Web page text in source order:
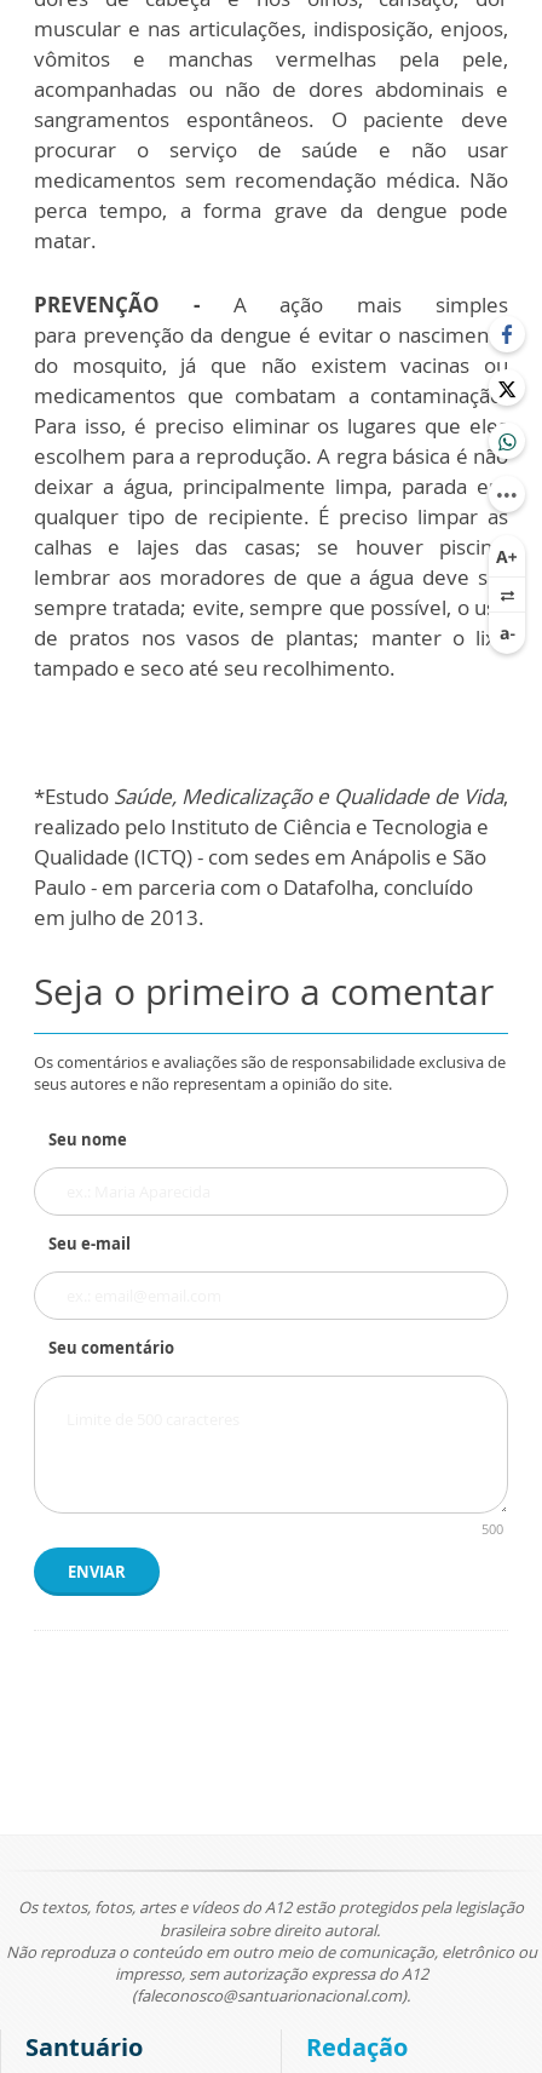
muscular e nas articulações, indisposição, enjoos,
vômitos e manchas vermelhas pela pele,
acompanhadas ou não de dores abdominais e
sangramentos espontâneos. O paciente deve
procurar o serviço de saúde e não usar
medicamentos sem recomendação médica. Não
perca tempo, a forma grave da dengue pode
matar.
PREVENÇÃO - A ação mais simples
para prevenção da dengue é evitar o nascimento
do mosquito, já que não existem vacinas ou
medicamentos que combatam a contaminação.
Para isso, é preciso eliminar os lugares que eles
escolhem para a reprodução. A regra básica é não
deixar a água, principalmente limpa, parada em
qualquer tipo de recipiente. É preciso limpar as
calhas e lajes das casas; se houver piscina,
lembrar aos moradores de que a água deve ser
sempre tratada; evite, sempre que possível, o uso
de pratos nos vasos de plantas; manter o lixo
tampado e seco até seu recolhimento.
*Estudo Saúde, Medicalização e Qualidade de Vida,
realizado pelo Instituto de Ciência e Tecnologia e
Qualidade (ICTQ) - com sedes em Anápolis e São
Paulo - em parceria com o Datafolha, concluído
em julho de 2013.
Seja o primeiro a comentar
Os comentários e avaliações são de responsabilidade exclusiva de
seus autores e não representam a opinião do site.
Seu nome
Seu e-mail
Seu comentário
500
ENVIAR
Os textos, fotos, artes e vídeos do A12 estão protegidos pela legislação
brasileira sobre direito autoral.
Não reproduza o conteúdo em outro meio de comunicação, eletrônico ou
impresso, sem autorização expressa do A12
(faleconosco@santuarionacional.com).
Santuário Redação